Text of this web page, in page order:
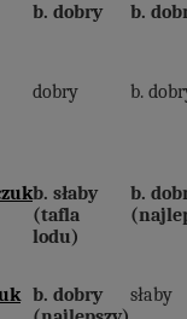
b. dobry b.
dobry b.
b. słaby
(tafla
lodu)
b.
b. dobry
słaby